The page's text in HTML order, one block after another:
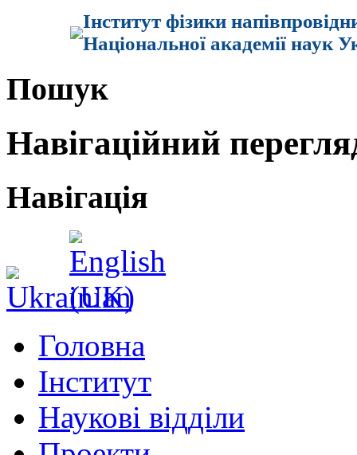
Інститут фізики
Національної академії наук
Пошук
Навігаційний
Навігація
Головна
Інститут
Наукові відділи